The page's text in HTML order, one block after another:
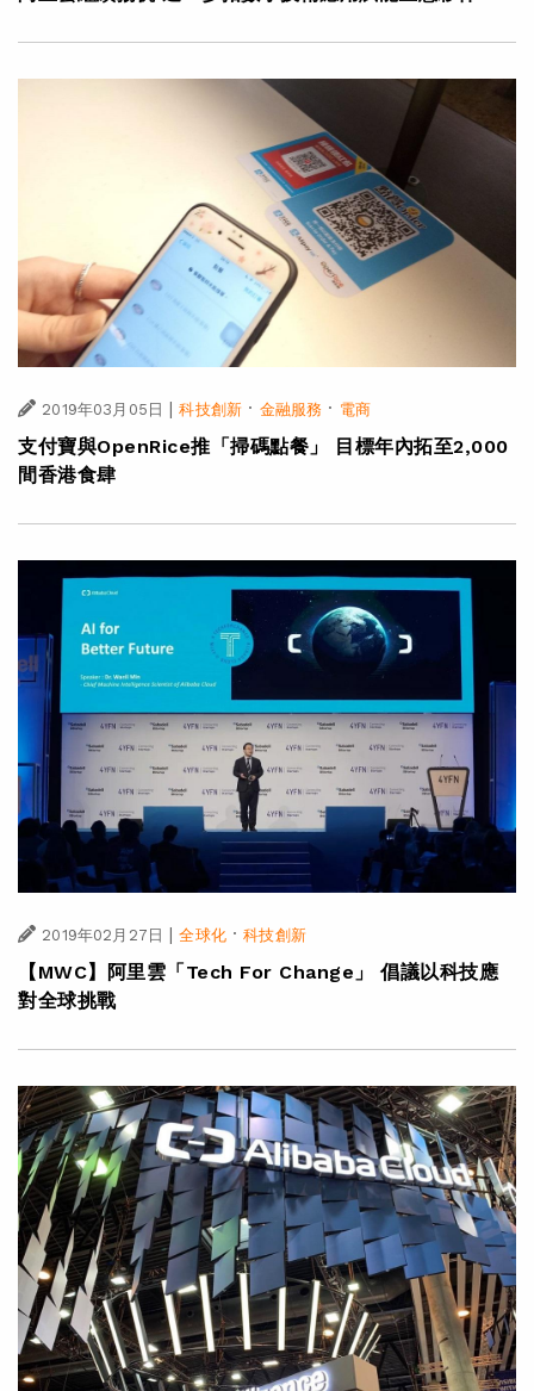
2019年03月05日 | 科技創新 · 金融服務 · 電商
支付寶與OpenRice推「掃碼點餐」 目標年內拓至2,000
間香港食肆
2019年02月27日 | 全球化·科技創新
【MWC】阿里雲「Tech For Change」 倡議以科技應
對全球挑戰